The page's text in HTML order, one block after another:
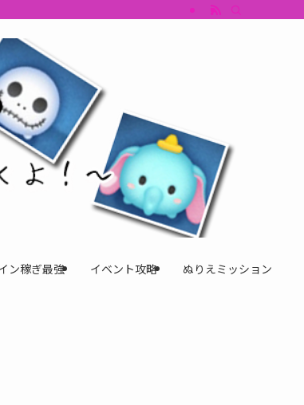
評価も丁寧に解説。ツムツムイベント、ツムツム攻略、ツムツ
ン稼ぎ最強 イベント攻略 ぬりえミッション